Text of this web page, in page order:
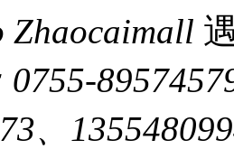
Zhaocaimall
、